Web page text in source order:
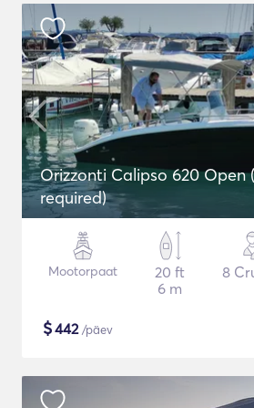
Orizzonti Calipso 620 Open
required)
Mootorpaat
20 ft
6 m
8
$442/päev